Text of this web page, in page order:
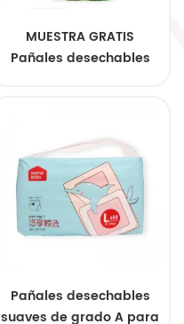
MUESTRA GRATIS
Pañales desechables
Pañales desechables
suaves de grado A para